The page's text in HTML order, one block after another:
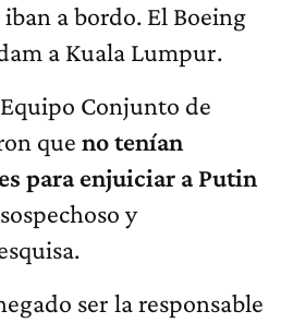
iban a bordo. El Boeing
a Kuala Lumpur.
Conjunto de
que no tenían
para enjuiciar a Putin
y
ser la responsable